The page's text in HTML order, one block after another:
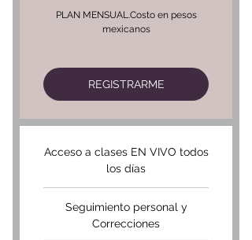
PLAN MENSUAL.Costo en pesos
mexicanos
REGISTRARME
Acceso a clases EN VIVO todos
los días
Seguimiento personal y
Correcciones